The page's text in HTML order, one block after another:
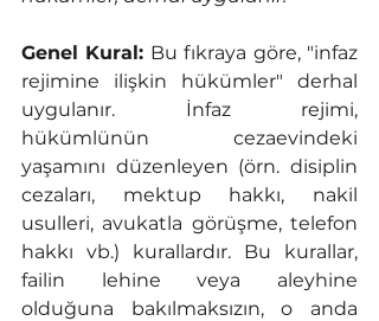
Genel Kural: Bu fıkraya göre, "infaz
rejimine ilişkin hükümler" derhal
uygulanır. İnfaz rejimi,
hükümlünün cezaevindeki
yaşamını düzenleyen (örn. disiplin
cezaları, mektup hakkı, nakil
usulleri, avukatla görüşme, telefon
hakkı vb.) kurallardır. Bu kurallar,
failin lehine veya aleyhine
olduğuna bakılmaksızın, o anda